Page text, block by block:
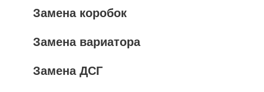
Замена коробок
Замена вариатора
Замена ДСГ